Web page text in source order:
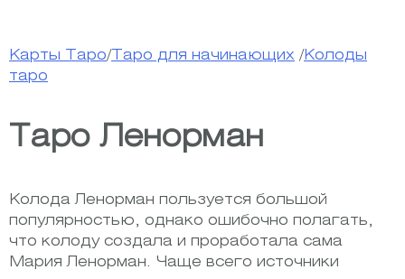
Карты Таро/ Таро для начинающих / Колоды
таро
Таро Ленорман
Колода Ленорман пользуется большой
популярностью, однако ошибочно полагать,
что колоду создала и проработала сама
Мария Ленорман. Чаще всего источники